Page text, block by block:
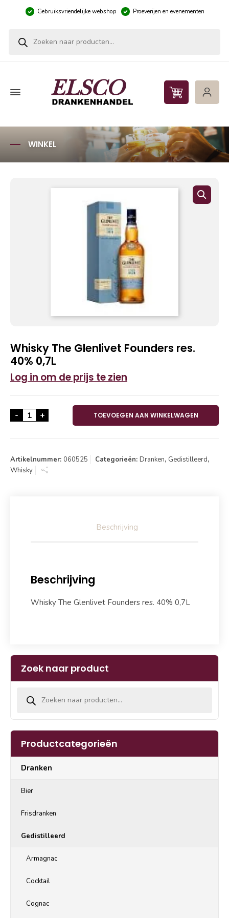
Gebruiksvriendelijke webshop Proeverijen en evenementen
WINKEL
Whisky The Glenlivet Founders res.
40% 0,7L
Log in om de prijs te zien
- Whisky The Glenlivet Founders res. 40% 0,7L aantal
+ TOEVOEGEN AAN WINKELWAGEN
Artikelnummer: 060525 Categorieën: Dranken, Gedistilleerd,
Whisky
Beschrijving
Beschrijving
Whisky The Glenlivet Founders res. 40% 0,7L
Zoek naar product
Productcategorieën
Dranken
Bier
Frisdranken
Gedistilleerd
Armagnac
Cocktail
Cognac